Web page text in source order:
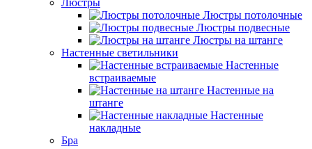
Люстры
Люстры потолочные
Люстры подвесные
Люстры на штанге
Настенные светильники
Настенные
встраиваемые
Настенные на
штанге
Настенные
накладные
Бра